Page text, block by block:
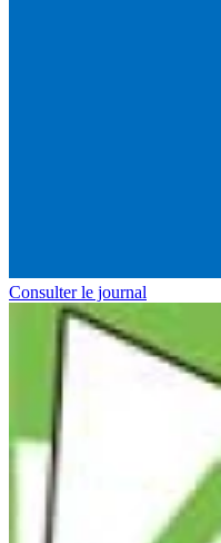
Consulter le journal